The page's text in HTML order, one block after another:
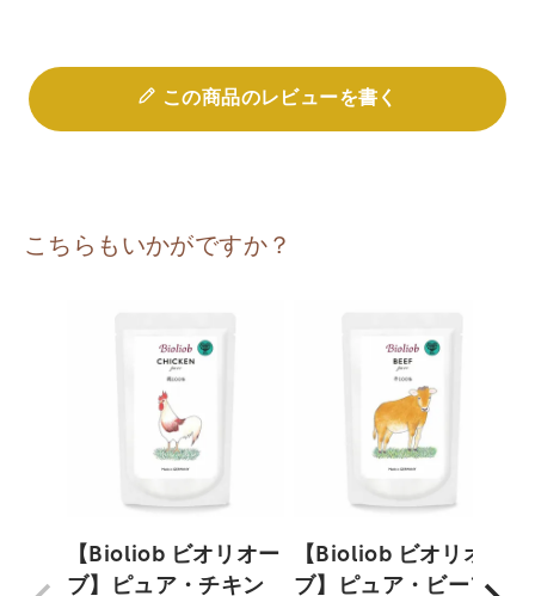
この商品のレビューを書く
こちらもいかがですか？
【Bioliob ビオリオー
ブ】ピュア・チキン
【Bioliob ビオリオー
ブ】ピュア・ビーフ